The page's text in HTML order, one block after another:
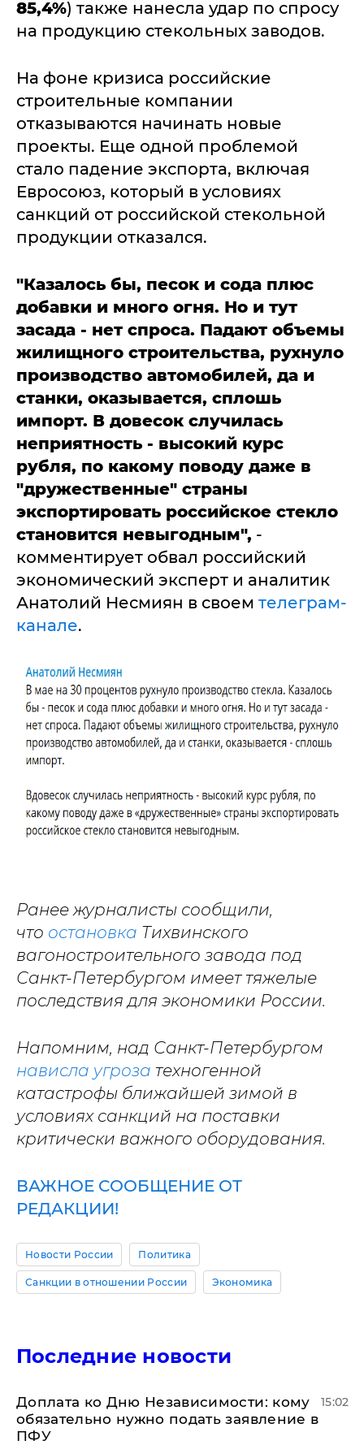
85,4%) также нанесла удар по спросу
на продукцию стекольных заводов.
На фоне кризиса российские
строительные компании
отказываются начинать новые
проекты. Еще одной проблемой
стало падение экспорта, включая
Евросоюз, который в условиях
санкций от российской стекольной
продукции отказался.
"Казалось бы, песок и сода плюс
добавки и много огня. Но и тут
засада - нет спроса. Падают объемы
жилищного строительства, рухнуло
производство автомобилей, да и
станки, оказывается, сплошь
импорт. В довесок случилась
неприятность - высокий курс
рубля, по какому поводу даже в
"дружественные" страны
экспортировать российское стекло
становится невыгодным", -
комментирует обвал российский
экономический эксперт и аналитик
Анатолий Несмиян в своем телеграм-
канале.
Ранее журналисты сообщили,
что остановка Тихвинского
вагоностроительного завода под
Санкт-Петербургом имеет тяжелые
последствия для экономики России.
Напомним, над Санкт-Петербургом
нависла угроза техногенной
катастрофы ближайшей зимой в
условиях санкций на поставки
критически важного оборудования.
ВАЖНОЕ СООБЩЕНИЕ ОТ
РЕДАКЦИИ!
Новости России Политика
Санкции в отношении России Экономика
Последние новости
Доплата ко Дню Независимости: кому
обязательно нужно подать заявление в
ПФУ
15:02